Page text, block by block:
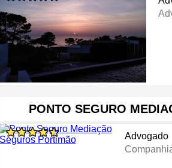
PONTO SEGURO
Advogado